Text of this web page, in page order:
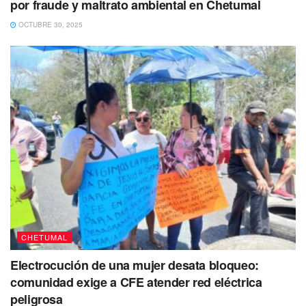
cuánto más cobrarán finalmente.
No puedes dejar de Leer
por fraude y maltrato ambiental en Chetumal
OCTUBRE 30, 2025
CHETUMAL
Electrocución de una mujer desata bloqueo:
comunidad exige a CFE atender red eléctrica
peligrosa